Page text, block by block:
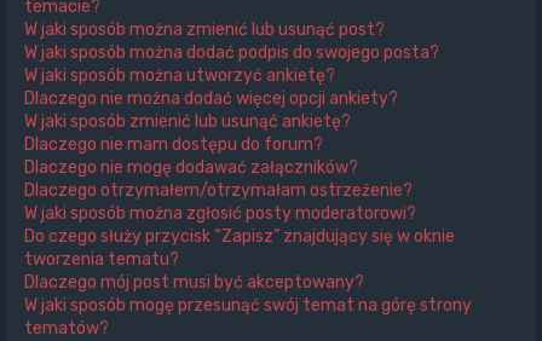
temacie?
W jaki sposób można zmienić lub usunąć post?
W jaki sposób można dodać podpis do swojego posta?
W jaki sposób można utworzyć ankietę?
Dlaczego nie można dodać więcej opcji ankiety?
W jaki sposób zmienić lub usunąć ankietę?
Dlaczego nie mam dostępu do forum?
Dlaczego nie mogę dodawać załączników?
Dlaczego otrzymałem/otrzymałam ostrzeżenie?
W jaki sposób można zgłosić posty moderatorowi?
Do czego służy przycisk “Zapisz” znajdujący się w oknie
tworzenia tematu?
Dlaczego mój post musi być akceptowany?
W jaki sposób mogę przesunąć swój temat na górę strony
tematów?